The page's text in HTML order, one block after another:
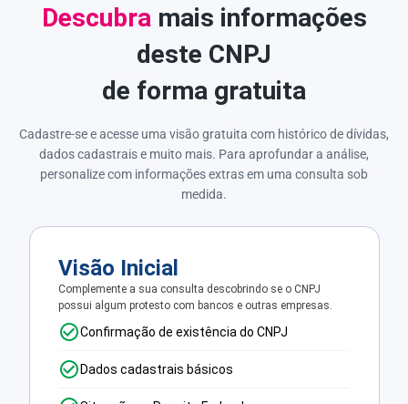
Descubra mais informações
deste CNPJ
de forma gratuita
Cadastre-se e acesse uma visão gratuita com histórico de dívidas,
dados cadastrais e muito mais. Para aprofundar a análise,
personalize com informações extras em uma consulta sob
medida.
Visão Inicial
Complemente a sua consulta descobrindo se o CNPJ
possui algum protesto com bancos e outras empresas.
Confirmação de existência do CNPJ
Dados cadastrais básicos